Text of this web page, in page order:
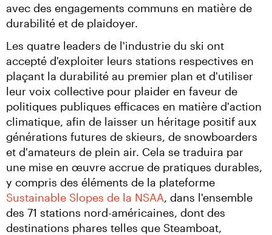
avec des engagements communs en matière de
durabilité et de plaidoyer.
Les quatre leaders de l'industrie du ski ont
accepté d'exploiter leurs stations respectives en
plaçant la durabilité au premier plan et d'utiliser
leur voix collective pour plaider en faveur de
politiques publiques efficaces en matière d'action
climatique, afin de laisser un héritage positif aux
générations futures de skieurs, de snowboarders
et d'amateurs de plein air. Cela se traduira par
une mise en œuvre accrue de pratiques durables,
Sustainable Slopes de la NSAA, dans l'ensemble
des 71 stations nord-américaines, dont des
destinations phares telles que Steamboat,